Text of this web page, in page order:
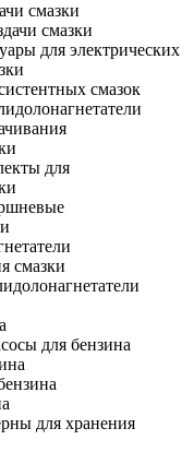
смазки
смазки
для электрических
смазок
для
смазки
для бензина
для хранения